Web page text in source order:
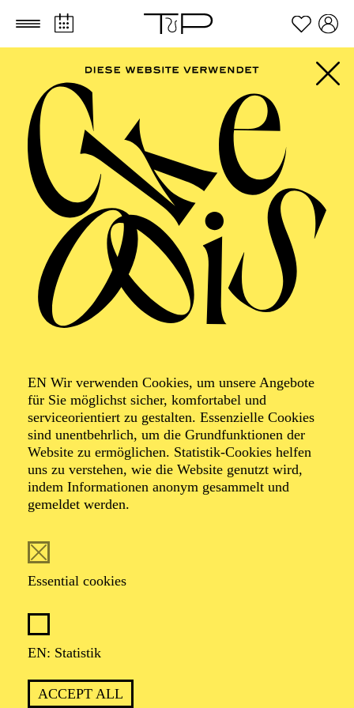
Zum Hauptinhalt springen Zum Footer springen
EN Wir verwenden Cookies, um unsere Angebote
für Sie möglichst sicher, komfortabel und
serviceorientiert zu gestalten. Essenzielle Cookies
sind unentbehrlich, um die Grundfunktionen der
Website zu ermöglichen. Statistik-Cookies helfen
uns zu verstehen, wie die Website genutzt wird,
indem Informationen anonym gesammelt und
gemeldet werden.
Essential cookies
EN: Statistik
ACCEPT ALL
FILTER
APRIL 2027
AALTO BALLETT ESSEN
Thursday
01.04.2027
08:30 - 14:00
Aalto-Foyer
OPERA
Thursday
01.04.2027
19:30 - 22:30
WIENER BLUT
TICKETS
51,00 45,00 35,00